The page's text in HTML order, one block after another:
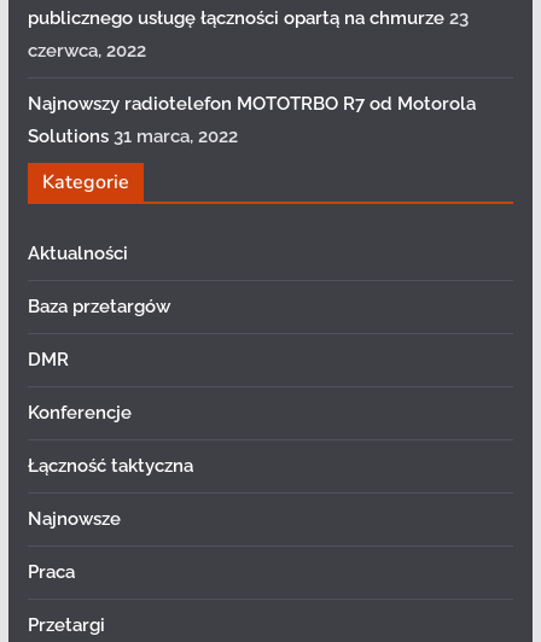
publicznego usługę łączności opartą na chmurze 23
czerwca, 2022
Najnowszy radiotelefon MOTOTRBO R7 od Motorola
Solutions 31 marca, 2022
Kategorie
Aktualności
Baza przetargów
DMR
Konferencje
Łączność taktyczna
Najnowsze
Praca
Przetargi